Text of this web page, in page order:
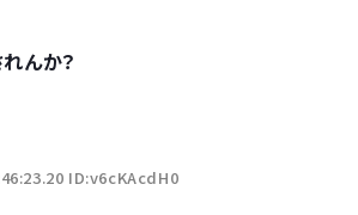
んか？
ID:v6cKAcdH0